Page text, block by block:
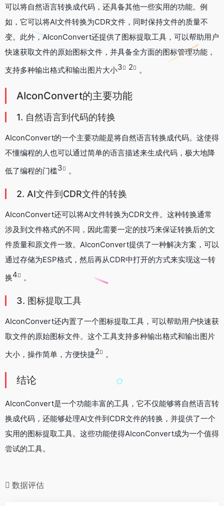
可以将自然语言转换成代码，还具备其他一些实用的功能。例
如，它可以将AI文件转换为CDR文件，同时保持文件的质量不
变。此外，AIconConvert还提供了图标提取工具，可以帮助用户
快速获取文件的原始图标文件，并具备全方面的图标管理功能，
支持多种输出格式和输出图片大小3 2 。
AIconConvert的主要功能
1. 自然语言到代码的转换
AIconConvert的一个主要功能是将自然语言转换成代码。这使得
不懂编程的人也可以通过简单的语言描述来生成代码，极大地降
低了编程的门槛3 。
2. AI文件到CDR文件的转换
AIconConvert还可以将AI文件转换为CDR文件。这种转换通常
涉及到文件格式的不同，因此需要一定的技巧来保证转换后的文
件质量和原文件一致。AIconConvert提供了一种解决方案，可以
通过存储为ESP格式，然后再从CDR中打开的方式来实现这一转
换4 。
3. 图标提取工具
AIconConvert还内置了一个图标提取工具，可以帮助用户快速获
取文件的原始图标文件。这个工具支持多种输出格式和输出图片
大小，操作简单，方便快捷2 。
结论
AIconConvert是一个功能丰富的工具，它不仅能够将自然语言转
换成代码，还能够处理AI文件到CDR文件的转换，并提供了一个
实用的图标提取工具。这些功能使得AIconConvert成为一个值得
尝试的工具。
数据评估